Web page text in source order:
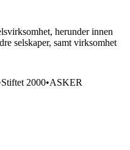
herunder innen
selskaper, samt virksomhet
Stiftet 2000•ASKER